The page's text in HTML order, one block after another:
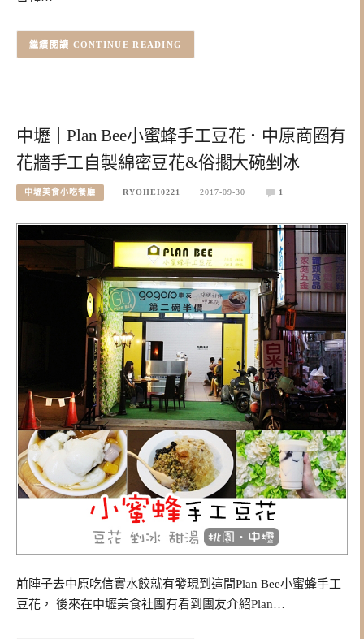
CONTINUE READING
中壢｜Plan Bee小蜜蜂手工豆花．中原商圈有
花牆手工自製綿密豆花&俗擱大碗剉冰
中壢美食小吃餐廳 RYOHEI0221 2017-09-30 1
前陣子去中原吃信實水餃就有發現到這間Plan Bee小蜜蜂手工
豆花， 後來在中壢美食社團有看到團友介紹Plan…